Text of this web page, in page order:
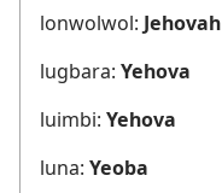
lonwolwol: Jehovah
lugbara: Yehova
luimbi: Yehova
luna: Yeoba